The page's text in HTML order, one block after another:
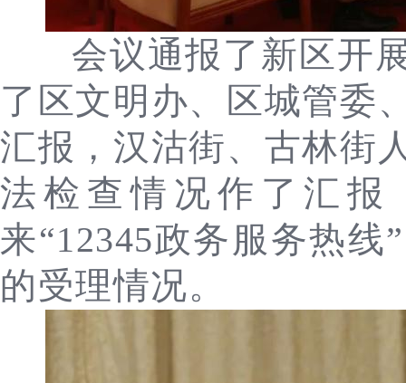
会议通报了新区开
了区文明办、区城管委
汇报，汉沽街、古林街
法检查情况作了汇报
来“12345政务服务热
的受理情况。